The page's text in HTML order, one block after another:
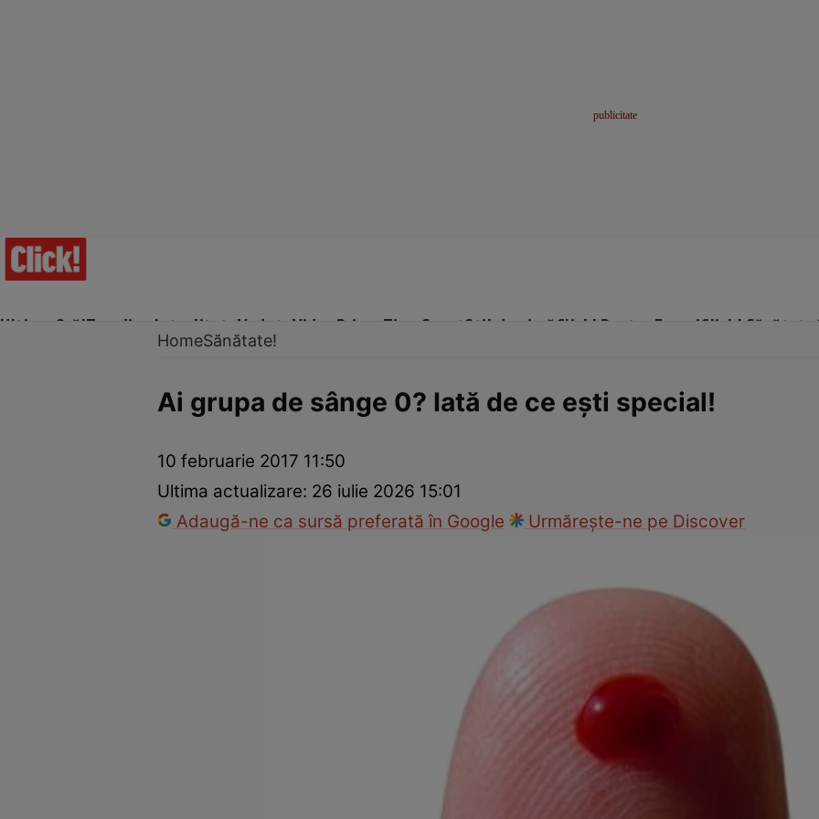
Ultima Oră!Trending Actualitate Vedete Video Prime Time SportStil de viațăClick! Pentru FemeiClick! Sănătate
Prevenție și tratamentRemedii naturisteMedicii răspund
HomeSănătate!
Ai grupa de sânge 0? Iată de ce eşti special!
10 februarie 2017 11:50
Ultima actualizare: 26 iulie 2026 15:01
Adaugă-ne ca sursă preferată în Google
Urmărește-ne pe Discover